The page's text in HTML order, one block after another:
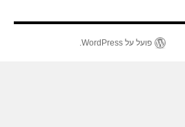
פועל על WordPress.